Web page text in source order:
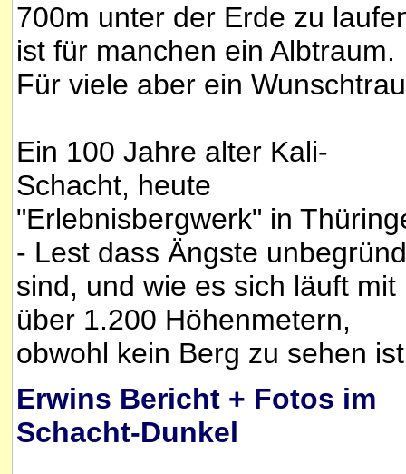
700m unter der Erde zu
ist für manchen ein Albtraum.
Für viele aber ein
Ein 100 Jahre alter Kali-
Schacht, heute
"Erlebnisbergwerk" in
- Lest dass Ängste
sind, und wie es sich läuft mit
über 1.200 Höhenmetern,
obwohl kein Berg zu sehen
Erwins Bericht + Fotos im
Schacht-Dunkel